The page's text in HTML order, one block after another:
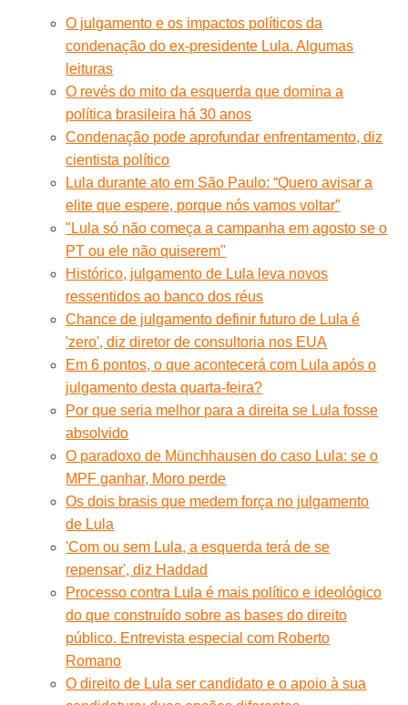
O julgamento e os impactos políticos da
condenação do ex-presidente Lula. Algumas
leituras
O revés do mito da esquerda que domina a
política brasileira há 30 anos
Condenação pode aprofundar enfrentamento, diz
cientista político
Lula durante ato em São Paulo: “Quero avisar a
elite que espere, porque nós vamos voltar”
"Lula só não começa a campanha em agosto se o
PT ou ele não quiserem"
Histórico, julgamento de Lula leva novos
ressentidos ao banco dos réus
Chance de julgamento definir futuro de Lula é
'zero', diz diretor de consultoria nos EUA
Em 6 pontos, o que acontecerá com Lula após o
julgamento desta quarta-feira?
Por que seria melhor para a direita se Lula fosse
absolvido
O paradoxo de Münchhausen do caso Lula: se o
MPF ganhar, Moro perde
Os dois brasis que medem força no julgamento
de Lula
'Com ou sem Lula, a esquerda terá de se
repensar', diz Haddad
Processo contra Lula é mais político e ideológico
do que construído sobre as bases do direito
público. Entrevista especial com Roberto
Romano
O direito de Lula ser candidato e o apoio à sua